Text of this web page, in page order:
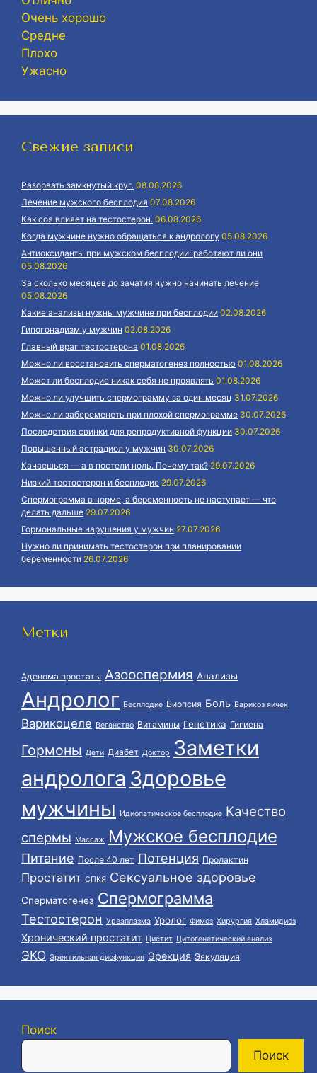
Очень хорошо
Средне
Плохо
Ужасно
Свежие записи
Разорвать замкнутый круг. 08.08.2026
Лечение мужского бесплодия 07.08.2026
Как соя влияет на тестостерон. 06.08.2026
Когда мужчине нужно обращаться к андрологу 05.08.2026
Антиоксиданты при мужском бесплодии: работают ли они
05.08.2026
За сколько месяцев до зачатия нужно начинать лечение
05.08.2026
Какие анализы нужны мужчине при бесплодии 02.08.2026
Гипогонадизм у мужчин 02.08.2026
Главный враг тестостерона 01.08.2026
Можно ли восстановить сперматогенез полностью 01.08.2026
Может ли бесплодие никак себя не проявлять 01.08.2026
Можно ли улучшить спермограмму за один месяц 31.07.2026
Можно ли забеременеть при плохой спермограмме 30.07.2026
Последствия свинки для репродуктивной функции 30.07.2026
Повышенный эстрадиол у мужчин 30.07.2026
Качаешься — а в постели ноль. Почему так? 29.07.2026
Низкий тестостерон и бесплодие 29.07.2026
Спермограмма в норме, а беременность не наступает — что
делать дальше 29.07.2026
Гормональные нарушения у мужчин 27.07.2026
Нужно ли принимать тестостерон при планировании
беременности 26.07.2026
Метки
Аденома простаты Азооспермия Анализы
Андролог Бесплодие Биопсия Боль Варикоз яичек
Варикоцеле Веганство Витамины Генетика Гигиена
Гормоны Дети Диабет Доктор
Заметки
андролога Здоровье
мужчины
Идиопатическое бесплодие Качество
спермы Массаж Мужское бесплодие
Питание После 40 лет Потенция Пролактин
Простатит СПКЯ Сексуальное здоровье
Сперматогенез Спермограмма
Тестостерон Уреаплазма Уролог Фимоз Хирургия Хламидиоз
Хронический простатит Цистит Цитогенетический анализ
ЭКО Эректильная дисфункция Эрекция Эякуляция
Поиск
Поиск